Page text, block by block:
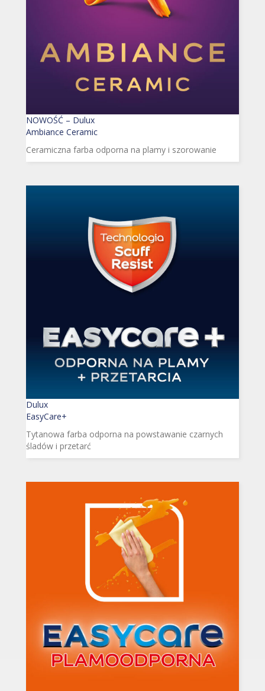
NOWOŚĆ – Dulux
Ambiance Ceramic
Ceramiczna farba odporna na plamy i szorowanie
Dulux
EasyCare+
Tytanowa farba odporna na powstawanie czarnych
śladów i przetarć